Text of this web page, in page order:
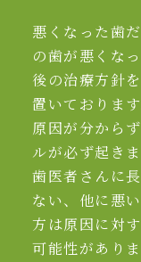
悪くなった歯
の歯が悪くな
後の治療方針
置いております
原因が分から
ルが必ず起きま
歯医者さんに
ない、他に悪
方は原因に対
可能性がありま